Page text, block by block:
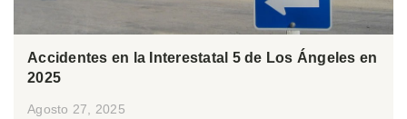
Accidentes en la Interestatal 5 de Los Ángeles en
2025
Agosto 27, 2025